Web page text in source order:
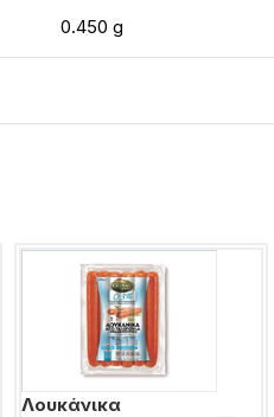
0.450 g
Λουκάνικα